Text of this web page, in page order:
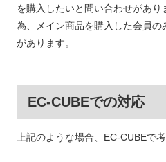
を購入したいと問い合わせがあ
為、メイン商品を購入した会員の
があります。
EC-CUBEでの対応
上記のような場合、EC-CUBEで